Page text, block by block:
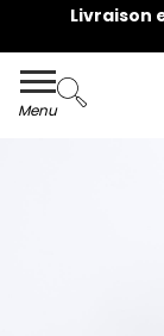
Livraison
Menu